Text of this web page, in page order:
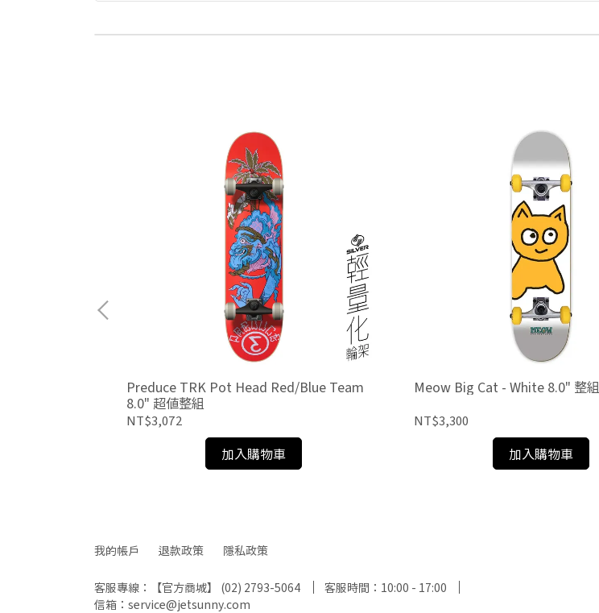
Preduce TRK Pot Head Red/Blue Team
8.0" 超值整組
NT$3,072
加入購物車
Meow Big Cat - White 8.0" 整組
NT$3,300
加入購物車
我的帳戶 退款政策 隱私政策
客服專線：【官方商城】 (02) 2793-5064
客服時間：10:00 - 17:00
信箱：service@jetsunny.com